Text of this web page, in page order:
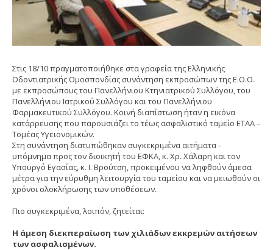
Στις 18/10 πραγματοποιήθηκε στα γραφεία της Ελληνικής
Οδοντιατρικής Ομοσπονδίας συνάντηση εκπροσώπων της Ε.Ο.Ο.
με εκπροσώπους του Πανελλήνιου Κτηνιατρικού Συλλόγου, του
Πανελλήνιου Ιατρικού Συλλόγου και του Πανελλήνιου
Φαρμακευτικού Συλλόγου. Κοινή διαπίστωση ήταν η εικόνα
κατάρρευσης που παρουσιάζει το τέως ασφαλιστικό ταμείο ΕΤΑΑ –
Τομέας Υγειονομικών.
Στη συνάντηση διατυπώθηκαν συγκεκριμένα αιτήματα -
υπόμνημα προς τον διοικητή του ΕΦΚΑ, κ. Χρ. Χάλαρη και τον
Υπουργό Εγασίας, κ. Ι. Βρούτση, προκειμένου να ληφθούν άμεσα
μέτρα για την εύρυθμη λειτουργία του ταμείου και να μειωθούν οι
χρόνοι ολοκλήρωσης των υποθέσεων.
Πιο συγκεκριμένα, λοιπόν, ζητείται:
Η άμεση διεκπεραίωση των χιλιάδων εκκρεμών αιτήσεων
των ασφαλισμένων.